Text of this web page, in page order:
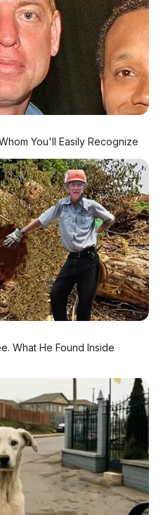
Light
Lampu depan tetap
motor mati
menuju pintu
area parkir yang
Wishbone
menggunakan
yang biasanya cuma
atau truk berat
manuver
You'll Easily Recognize
What He Found Inside